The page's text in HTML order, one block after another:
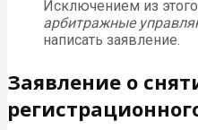
Исключением из
арбитражные
написать заявление.
Заявление о